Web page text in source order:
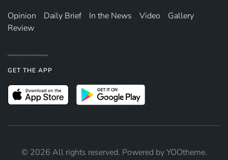
Opinion Daily Brief In the News Video
Gallery
Review
GET THE APP
© 2026 All rights reserved. Powered byYOOtheme.